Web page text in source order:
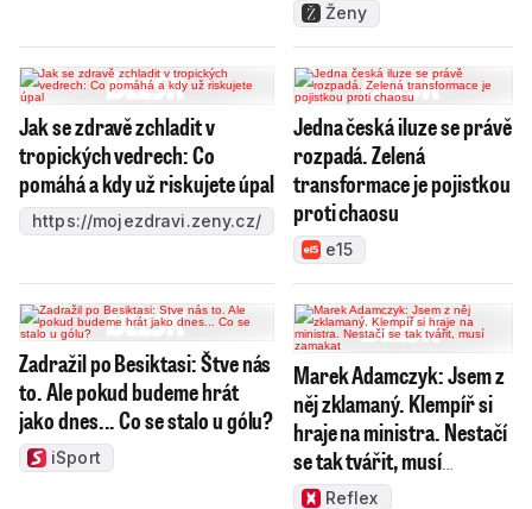
Ženy
Jak se zdravě zchladit v
tropických vedrech: Co
pomáhá a kdy už riskujete úpal
https://mojezdravi.zeny.cz/
Jedna česká iluze se právě
rozpadá. Zelená
transformace je pojistkou
proti chaosu
e15
Zadražil po Besiktasi: Štve nás
to. Ale pokud budeme hrát
jako dnes... Co se stalo u gólu?
iSport
Marek Adamczyk: Jsem z
něj zklamaný. Klempíř si
hraje na ministra. Nestačí
se tak tvářit, musí
zamakat
Reflex